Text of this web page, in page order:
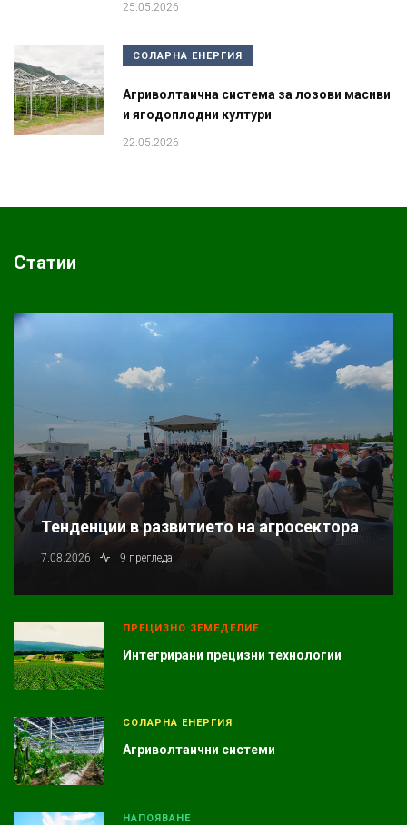
25.05.2026
СОЛАРНА ЕНЕРГИЯ
Агриволтаична система за лозови масиви
и ягодоплодни култури
22.05.2026
Статии
Тенденции в развитието на агросектора
7.08.2026 9 прегледа
ПРЕЦИЗНО ЗЕМЕДЕЛИЕ
Интегрирани прецизни технологии
СОЛАРНА ЕНЕРГИЯ
Агриволтаични системи
НАПОЯВАНЕ